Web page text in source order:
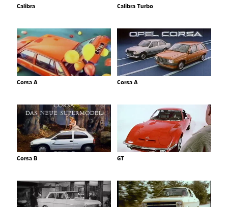
Calibra Calibra Turbo
Corsa A Corsa A
Corsa B GT